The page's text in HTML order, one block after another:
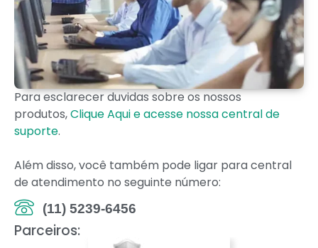
Para esclarecer duvidas sobre os nossos
produtos,Clique Aqui e acesse nossa central de
suporte.
Além disso, você também pode ligar para central
de atendimento no seguinte número:
(11) 5239-6456
Parceiros: